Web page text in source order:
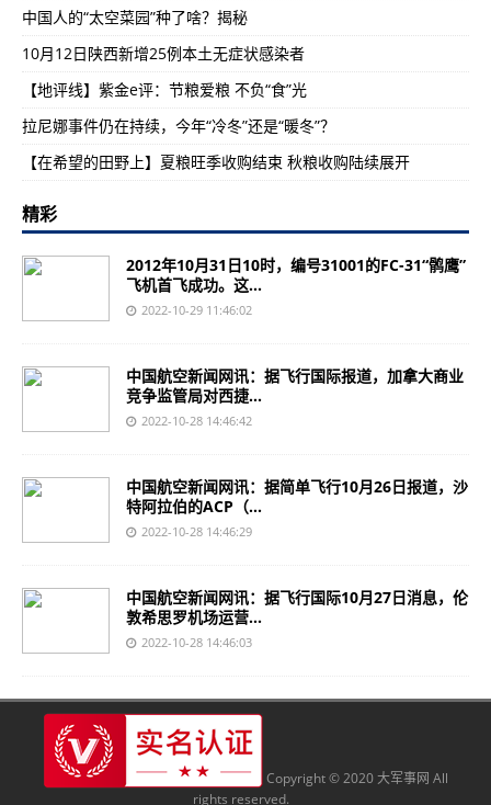
中国人的“太空菜园”种了啥？揭秘
10月12日陕西新增25例本土无症状感染者
【地评线】紫金e评：节粮爱粮 不负“食”光
拉尼娜事件仍在持续，今年“冷冬”还是“暖冬”？
【在希望的田野上】夏粮旺季收购结束 秋粮收购陆续展开
精彩
2012年10月31日10时，编号31001的FC-31“鹘鹰”
飞机首飞成功。这...
2022-10-29 11:46:02
中国航空新闻网讯：据飞行国际报道，加拿大商业
竞争监管局对西捷...
2022-10-28 14:46:42
中国航空新闻网讯：据简单飞行10月26日报道，沙
特阿拉伯的ACP（...
2022-10-28 14:46:29
中国航空新闻网讯：据飞行国际10月27日消息，伦
敦希思罗机场运营...
2022-10-28 14:46:03
Copyright © 2020 大军事网 All
rights reserved.